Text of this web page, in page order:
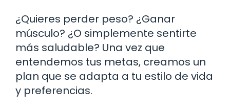
¿Quieres perder peso? ¿Ganar
músculo? ¿O simplemente sentirte
más saludable? Una vez que
entendemos tus metas, creamos un
plan que se adapta a tu estilo de vida
y preferencias.